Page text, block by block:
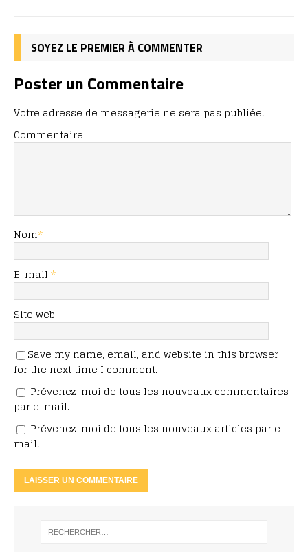
SOYEZ LE PREMIER À COMMENTER
Poster un Commentaire
Votre adresse de messagerie ne sera pas publiée.
Commentaire
Nom*
E-mail *
Site web
Save my name, email, and website in this browser
for the next time I comment.
Prévenez-moi de tous les nouveaux commentaires
par e-mail.
Prévenez-moi de tous les nouveaux articles par e-
mail.